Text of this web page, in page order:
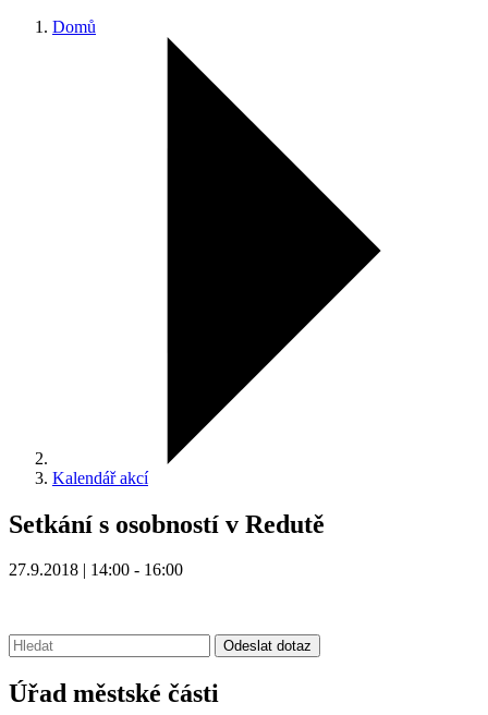
Domů
Kalendář akcí
Setkání s osobností v Redutě
27.9.2018 | 14:00 - 16:00
Vyhledávání: Odeslat dotaz
Úřad městské části